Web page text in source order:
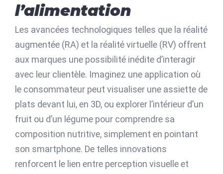
l’alimentation
Les avancées technologiques telles que la réalité
augmentée (RA) et la réalité virtuelle (RV) offrent
aux marques une possibilité inédite d’interagir
avec leur clientèle. Imaginez une application où
le consommateur peut visualiser une assiette de
plats devant lui, en 3D, ou explorer l’intérieur d’un
fruit ou d’un légume pour comprendre sa
composition nutritive, simplement en pointant
son smartphone. De telles innovations
renforcent le lien entre perception visuelle et